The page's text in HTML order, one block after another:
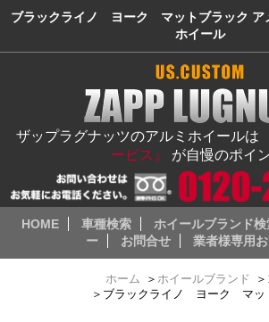
ブラックライノ ヨーク マットブラック ア
ホイール
ザップラグナッツのアルミホイールは
ービス』 が自慢のポイ
HOME 車種検索 ホイールブランド検
ー
お問合せ 業者様専用
ホーム ＞ ホイールブランド ＞
＞ ブラックライノ ヨーク マッ